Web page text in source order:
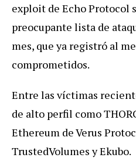
exploit de Echo Protocol
preocupante lista de
mes, que ya registró al
comprometidos.
Entre las víctimas
de alto perfil como
Ethereum de Verus
TrustedVolumes y Ekubo.